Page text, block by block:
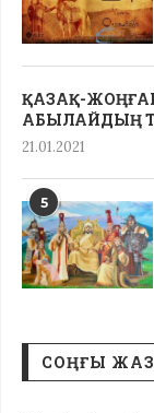
ҚАЗАҚ-
АБЫЛАЙДЫҢ
21.01.2021
5
СОҢҒЫ